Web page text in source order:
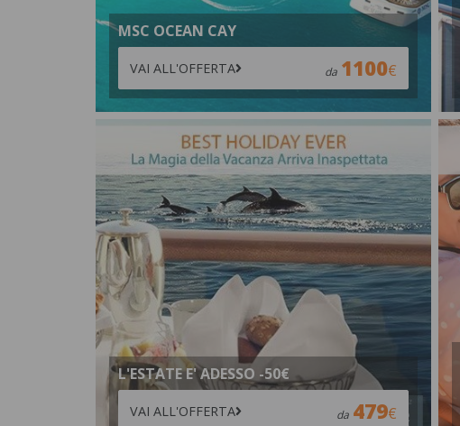
MSC OCEAN CAY
VAI ALL'OFFERTA da 1100
L'ESTATE E' ADESSO -50€
VAI ALL'OFFERTA da 479